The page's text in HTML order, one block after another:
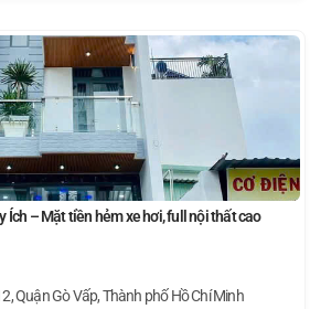
Ích – Mặt tiền hẻm xe hơi, full nội thất cao
Quận Gò Vấp, Thành phố Hồ Chí Minh